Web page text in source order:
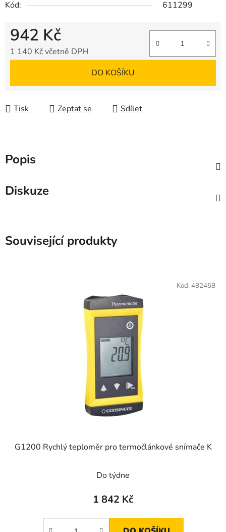
Kód:
611299
942 Kč
1 140 Kč včetně DPH
DO KOŠÍKU
Tisk Zeptat se Sdílet
Popis
Diskuze
Související produkty
G1200 Rychlý teploměr pro termočlánkové snímače K
Do týdne
1 842 Kč
Kód: 482458